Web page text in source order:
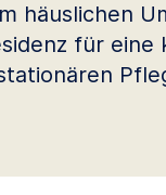
häuslichen
für eine